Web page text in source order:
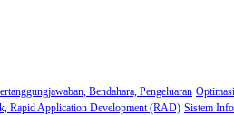
Bendahara, Pengeluaran
Rapid Application Development (RAD) Sistem